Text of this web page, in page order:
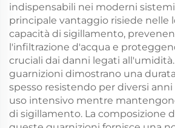
indispensabili nei moderni sistemi
principale vantaggio risiede nelle
capacità di sigillamento,
l'infiltrazione d'acqua e
cruciali dai danni legati
guarnizioni dimostrano una
spesso resistendo per diversi
uso intensivo mentre
di sigillamento. La composizione